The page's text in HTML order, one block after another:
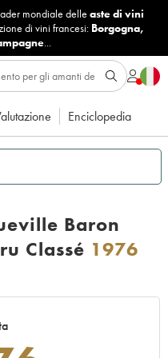
mondiale delle aste di vini
di vini francesi: Borgogna,
...
Enciclopedia
Baron
Classé 1976